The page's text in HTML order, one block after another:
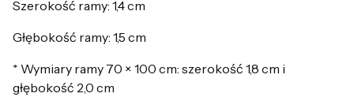
Szerokość ramy: 1,4 cm
Głębokość ramy: 1,5 cm
* Wymiary ramy 70 × 100 cm: szerokość 1,8 cm i
głębokość 2,0 cm